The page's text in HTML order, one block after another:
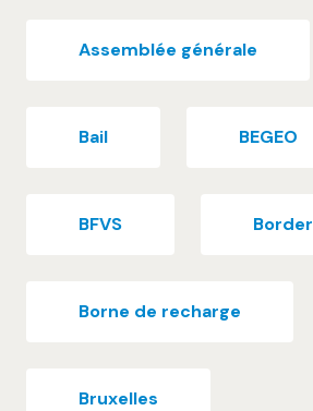
Assemblée générale
Bail BEGEO
BFVS
Borne de recharge
Bruxelles